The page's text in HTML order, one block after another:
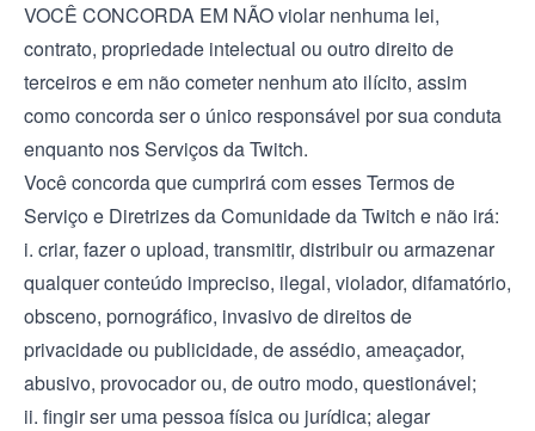
VOCÊ CONCORDA EM NÃO violar nenhuma lei,
contrato, propriedade intelectual ou outro direito de
terceiros e em não cometer nenhum ato ilícito, assim
como concorda ser o único responsável por sua conduta
enquanto nos Serviços da Twitch.
Você concorda que cumprirá com esses Termos de
Serviço e Diretrizes da Comunidade da Twitch e não irá:
i. criar, fazer o upload, transmitir, distribuir ou armazenar
qualquer conteúdo impreciso, ilegal, violador, difamatório,
obsceno, pornográfico, invasivo de direitos de
privacidade ou publicidade, de assédio, ameaçador,
abusivo, provocador ou, de outro modo, questionável;
ii. fingir ser uma pessoa física ou jurídica; alegar